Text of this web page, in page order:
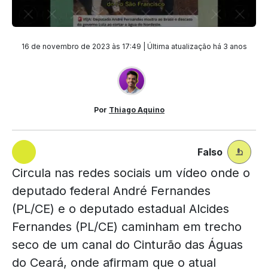
16 de novembro de 2023 às 17:49 | Última atualização há 3 anos
Por Thiago Aquino
Falso
Circula nas redes sociais um vídeo onde o
deputado federal André Fernandes
(PL/CE) e o deputado estadual Alcides
Fernandes (PL/CE) caminham em trecho
seco de um canal do Cinturão das Águas
do Ceará, onde afirmam que o atual